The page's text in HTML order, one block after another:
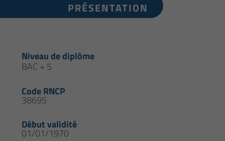
PRÉSENTATION
Niveau de diplôme
BAC + 5
Code RNCP
38695
Début validité
01/01/1970